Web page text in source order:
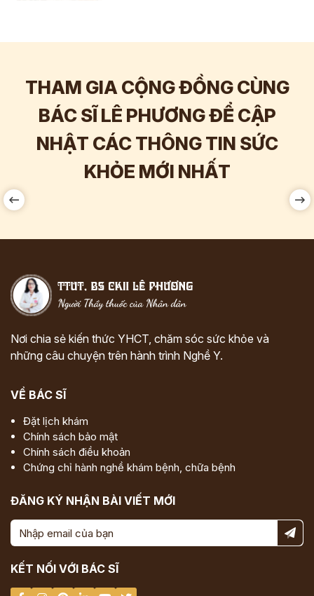
THAM GIA CỘNG ĐỒNG CÙNG
BÁC SĨ LÊ PHƯƠNG ĐỂ CẬP
NHẬT CÁC THÔNG TIN SỨC
KHỎE MỚI NHẤT
Nơi chia sẻ kiến thức YHCT, chăm sóc sức khỏe và
những câu chuyện trên hành trình Nghề Y.
VỀ BÁC SĨ
Đặt lịch khám
Chính sách bảo mật
Chính sách điều khoản
Chứng chỉ hành nghề khám bệnh, chữa bệnh
ĐĂNG KÝ NHẬN BÀI VIẾT MỚI
KẾT NỐI VỚI BÁC SĨ